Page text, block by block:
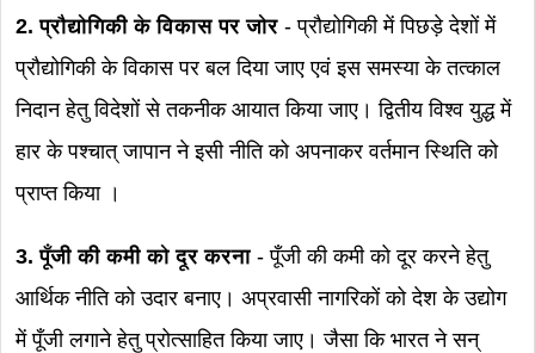
2. प्रौद्योगिकी के विकास पर जोर - प्रौद्योगिकी में पिछड़े देशों में
प्रौद्योगिकी के विकास पर बल दिया जाए एवं इस समस्या के तत्काल
निदान हेतु विदेशों से तकनीक आयात किया जाए। द्वितीय विश्व युद्ध में
हार के पश्चात् जापान ने इसी नीति को अपनाकर वर्तमान स्थिति को
प्राप्त किया ।
3. पूँजी की कमी को दूर करना - पूँजी की कमी को दूर करने हेतु
आर्थिक नीति को उदार बनाए। अप्रवासी नागरिकों को देश के उद्योग
में पूँजी लगाने हेतु प्रोत्साहित किया जाए। जैसा कि भारत ने सन्